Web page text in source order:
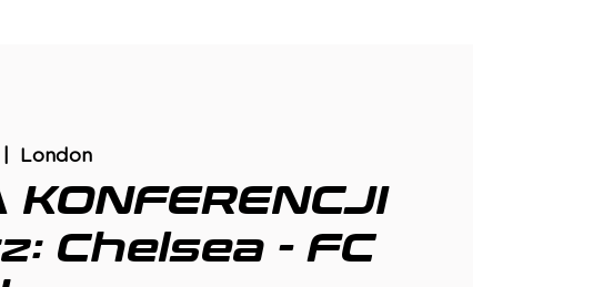
London
KONFERENCJI
Chelsea - FC